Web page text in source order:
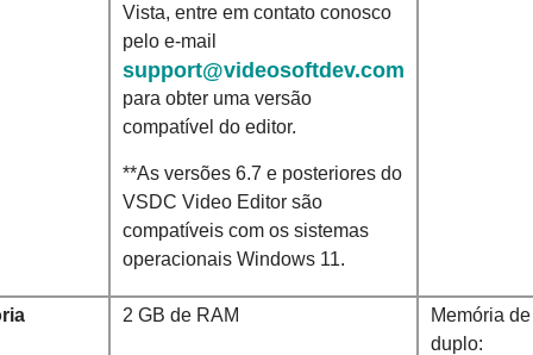
Vista, entre em contato conosco
pelo e-mail
support@videosoftdev.com
para obter uma versão
compatível do editor.
**As versões 6.7 e posteriores do
VSDC Video Editor são
compatíveis com os sistemas
operacionais Windows 11.
2 GB de RAM
Memória
duplo: